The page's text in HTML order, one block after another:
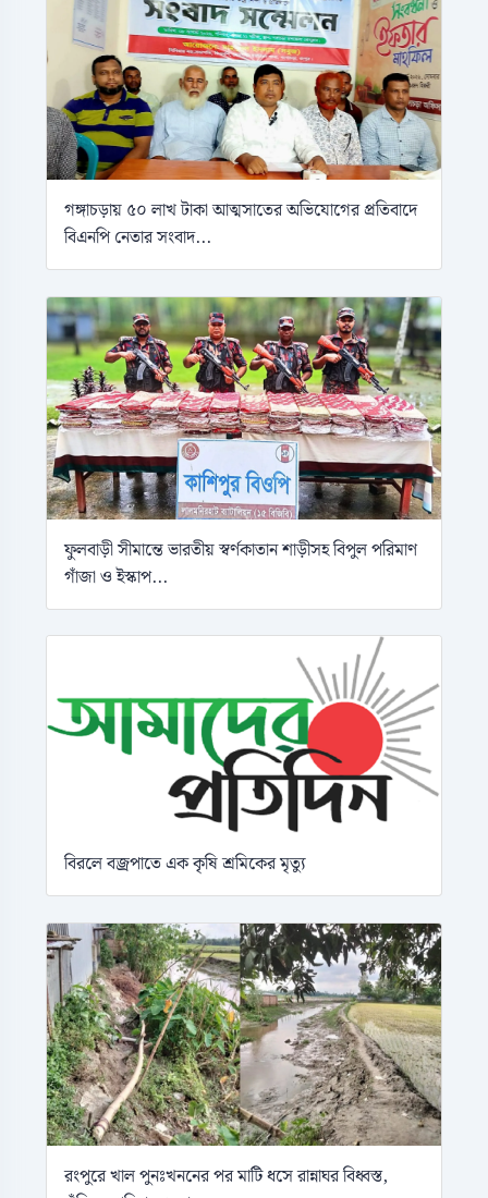
গঙ্গাচড়ায় ৫০ লাখ টাকা আত্মসাতের অভিযোগের প্রতিবাদে
বিএনপি নেতার সংবাদ...
ফুলবাড়ী সীমান্তে ভারতীয় স্বর্ণকাতান শাড়ীসহ বিপুল পরিমাণ
গাঁজা ও ইস্কাপ...
বিরলে বজ্রপাতে এক কৃষি শ্রমিকের মৃত্যু
রংপুরে খাল পুনঃখননের পর মাটি ধসে রান্নাঘর বিধ্বস্ত,